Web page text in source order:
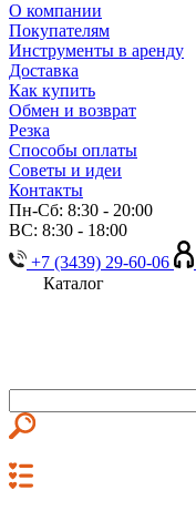
О компании
Покупателям
Инструменты в аренду
Доставка
Как купить
Обмен и возврат
Резка
Способы оплаты
Советы и идеи
Контакты
Пн-Сб: 8:30 - 20:00
ВС: 8:30 - 18:00
+7 (3439) 29-60-06
Каталог